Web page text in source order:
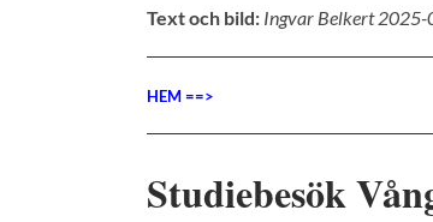
Text och bild: Ingvar Belkert
HEM ==>
Studiebesök